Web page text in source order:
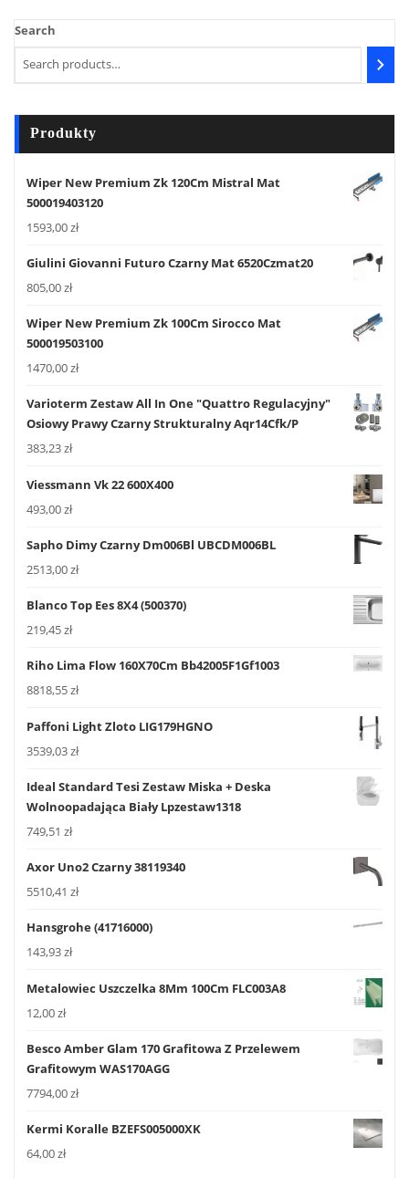
Search
Produkty
Wiper New Premium Zk 120Cm Mistral Mat
500019403120
1593,00zł
Giulini Giovanni Futuro Czarny Mat 6520Czmat20
805,00zł
Wiper New Premium Zk 100Cm Sirocco Mat
500019503100
1470,00zł
Varioterm Zestaw All In One "Quattro Regulacyjny"
Osiowy Prawy Czarny Strukturalny Aqr14Cfk/P
383,23zł
Viessmann Vk 22 600X400
493,00zł
Sapho Dimy Czarny Dm006Bl UBCDM006BL
2513,00zł
Blanco Top Ees 8X4 (500370)
219,45zł
Riho Lima Flow 160X70Cm Bb42005F1Gf1003
8818,55zł
Paffoni Light Zloto LIG179HGNO
3539,03zł
Ideal Standard Tesi Zestaw Miska + Deska
Wolnoopadająca Biały Lpzestaw1318
749,51 zł
Axor Uno2 Czarny 38119340
5510,41 zł
Hansgrohe (41716000)
143,93zł
Metalowiec Uszczelka 8Mm 100Cm FLC003A8
12,00zł
Besco Amber Glam 170 Grafitowa Z Przelewem
Grafitowym WAS170AGG
7794,00zł
Kermi Koralle BZEFS005000XK
64,00zł